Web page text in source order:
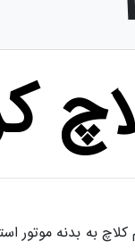
به بدنه موتور